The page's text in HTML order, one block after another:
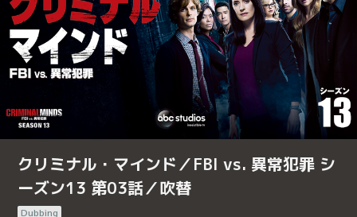
クリミナル・マインド／FBI vs. 異常犯罪 シ
ーズン13 第03話／吹替
Dubbing